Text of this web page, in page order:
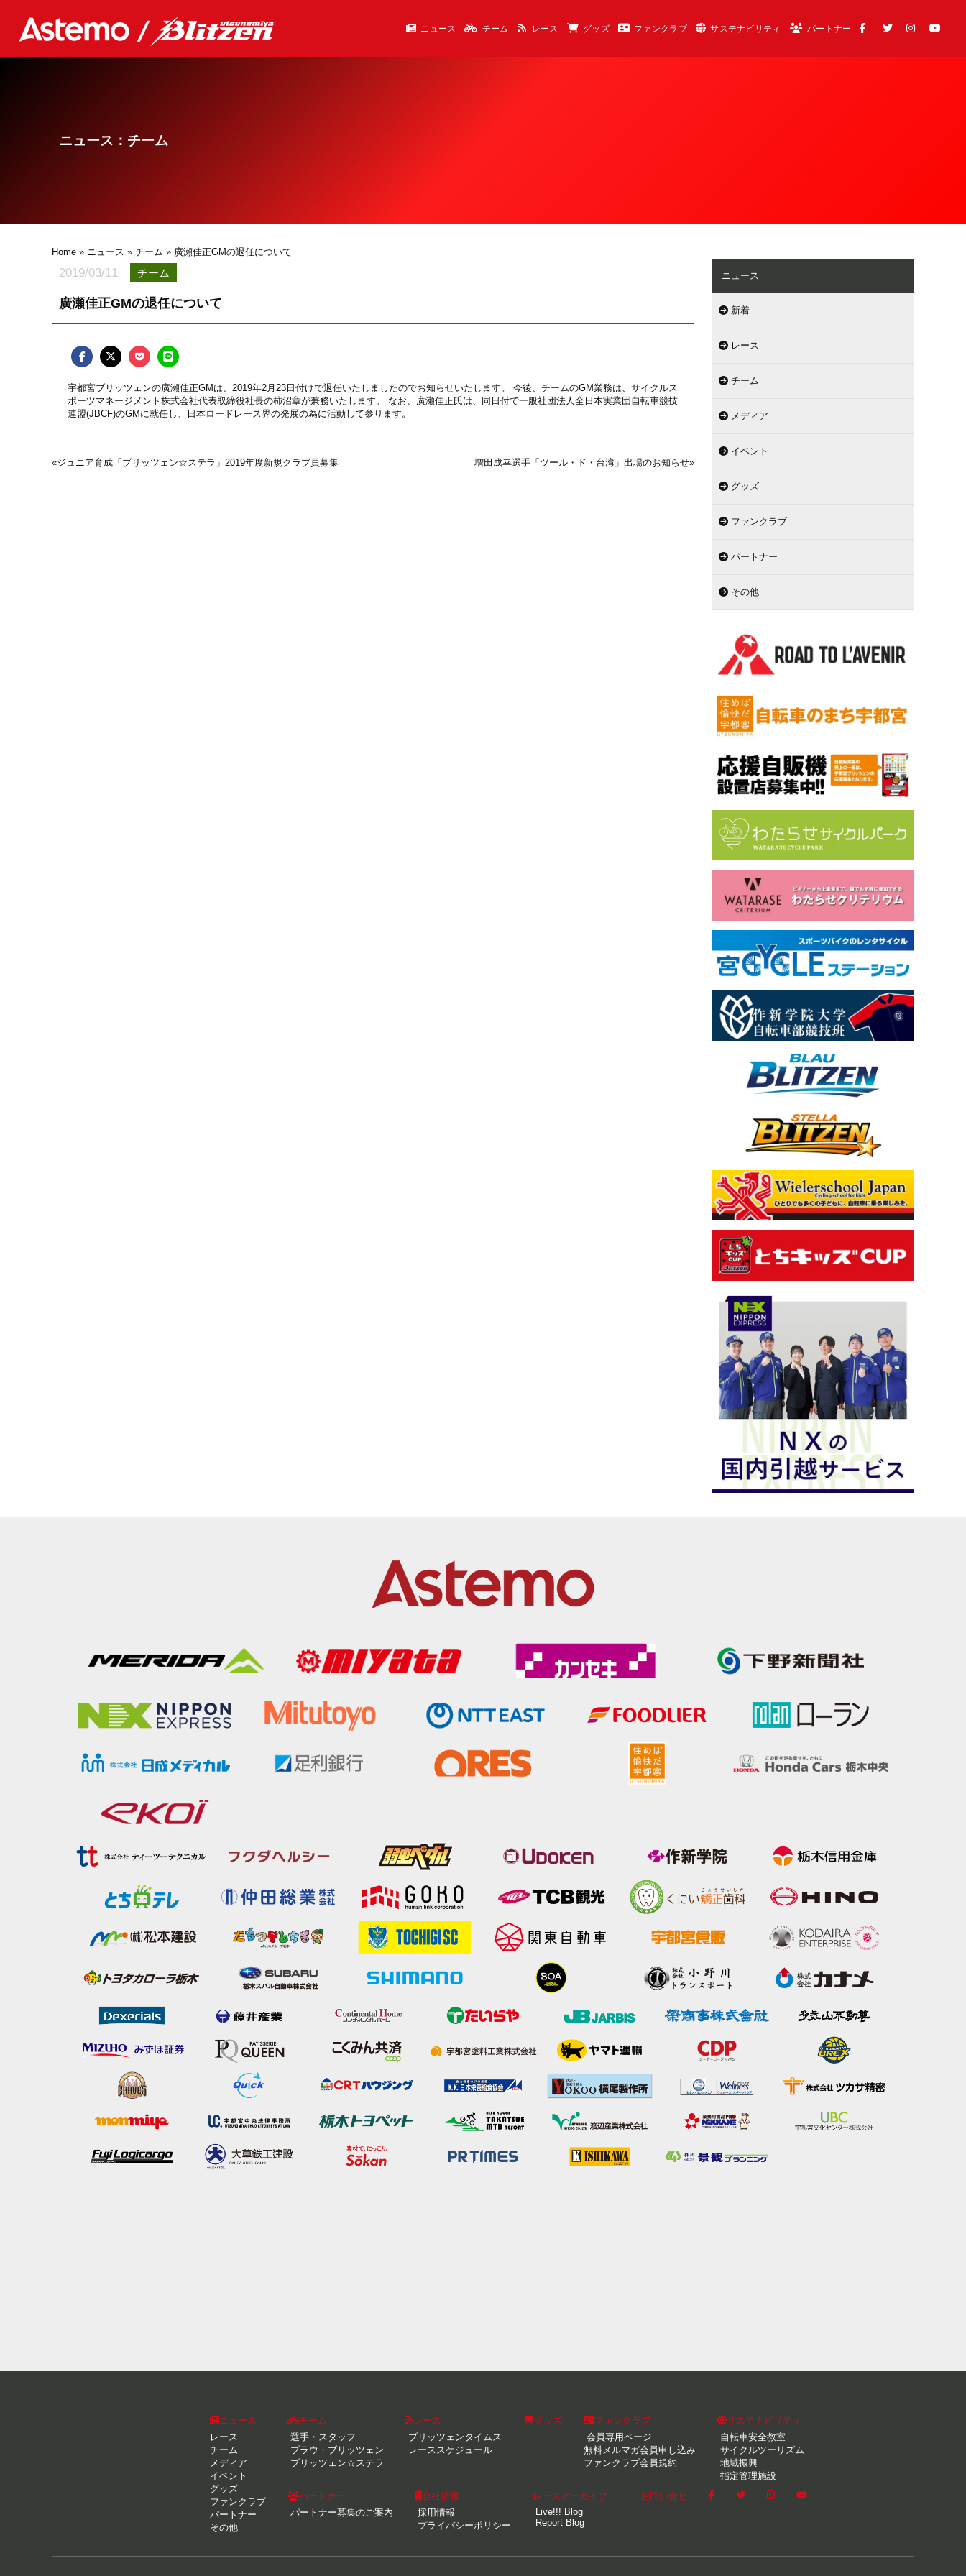
ニュース チーム レース グッズ ファンクラブ サステナビリティ パートナー
ニュース：チーム
Home » ニュース » チーム » 廣瀬佳正GMの退任について
2019/03/11 チーム
廣瀬佳正GMの退任について
宇都宮ブリッツェンの廣瀬佳正GMは、2019年2月23日付けで退任いたしましたのでお知らせいたします。 今後、チームのGM業務は、サイクルス
ポーツマネージメント株式会社代表取締役社長の柿沼章が兼務いたします。 なお、廣瀬佳正氏は、同日付で一般社団法人全日本実業団自転車競技
連盟(JBCF)のGMに就任し、日本ロードレース界の発展の為に活動して参ります。
«ジュニア育成「ブリッツェン☆ステラ」2019年度新規クラブ員募集 増田成幸選手「ツール・ド・台湾」出場のお知らせ»
ニュース
新着
レース
チーム
メディア
イベント
グッズ
ファンクラブ
パートナー
その他
ニュース
レース
チーム
メディア
イベント
グッズ
ファンクラブ
パートナー
その他
チーム
選手・スタッフ
ブラウ・ブリッツェン
ブリッツェン☆ステラ
レース
ブリッツェンタイムス
レーススケジュール
グッズ
ファンクラブ
会員専用ページ
無料メルマガ会員申し込み
ファンクラブ会員規約
サステナビリティ
自転車安全教室
サイクルツーリズム
地域振興
指定管理施設
パートナー
パートナー募集のご案内
会社情報
採用情報
プライバシーポリシー
レースアーカイブ
Live!!! Blog
Report Blog
お問い合せ